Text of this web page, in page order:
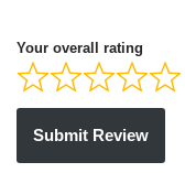
Your overall rating
Submit Review